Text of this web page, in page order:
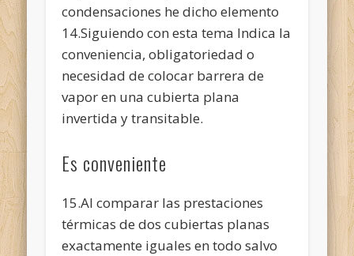
condensaciones he dicho elemento
14.Siguiendo con esta tema Indica la
conveniencia, obligatoriedad o
necesidad de colocar barrera de
vapor en una cubierta plana
invertida y transitable.
Es conveniente
15.Al comparar las prestaciones
térmicas de dos cubiertas planas
exactamente iguales en todo salvo